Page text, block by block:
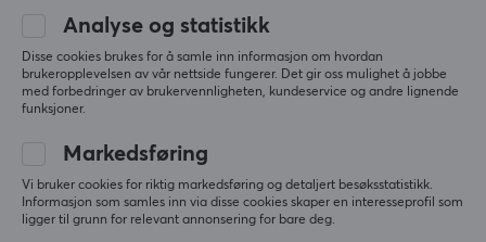
FNIRSI
DWS-200 F
Loddestasjon
(0)
1599 kr
Glorious
Lube Brush
(4)
79 kr
Analyse og statistikk
Disse cookies brukes for å samle inn informasjon om hvordan
brukeropplevelsen av vår nettside fungerer. Det gir oss mulighet å jobbe
med forbedringer av brukervennligheten, kundeservice og andre lignende
funksjoner.
Markedsføring
Vi bruker cookies for riktig markedsføring og detaljert besøksstatistikk.
Informasjon som samles inn via disse cookies skaper en interesseprofil som
ligger til grunn for relevant annonsering for bare deg.